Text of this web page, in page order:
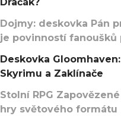
Dojmy: deskovka Pán
je povinností fanoušků
Deskovka
Skyrimu a Zaklínače
Stolní RPG
hry světového formátu